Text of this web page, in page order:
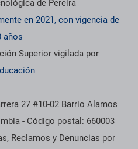
de Pereira
en 2021, con vigencia de
años
Superior vigilada por
27 #10-02 Barrio Alamos
- Código postal: 660003
Reclamos y Denuncias por